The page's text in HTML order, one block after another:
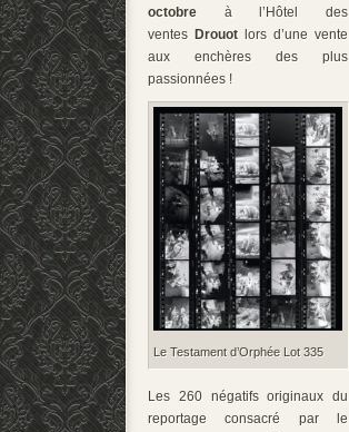
octobre à l’Hôtel des
ventes Drouot lors d’une vente
aux enchères des plus
passionnées !
Le Testament d’Orphée Lot 335
Les 260 négatifs originaux du
reportage consacré par le